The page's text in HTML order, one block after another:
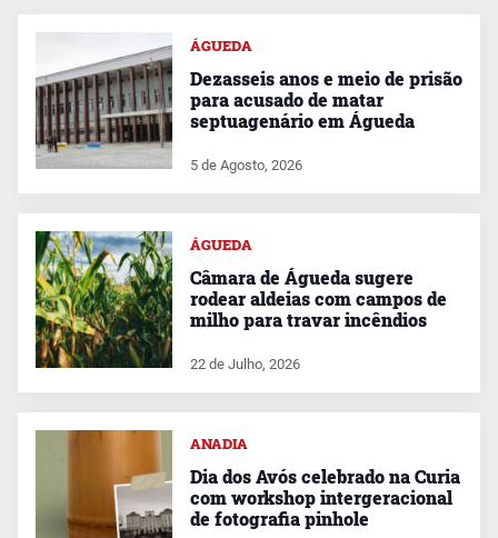
ÁGUEDA
Dezasseis anos e meio de prisão
para acusado de matar
septuagenário em Águeda
5 de Agosto, 2026
ÁGUEDA
Câmara de Águeda sugere
rodear aldeias com campos de
milho para travar incêndios
22 de Julho, 2026
ANADIA
Dia dos Avós celebrado na Curia
com workshop intergeracional
de fotografia pinhole